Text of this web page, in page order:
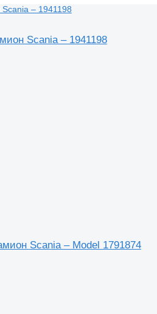
Scania – 1941198
Scania – Model 1791874